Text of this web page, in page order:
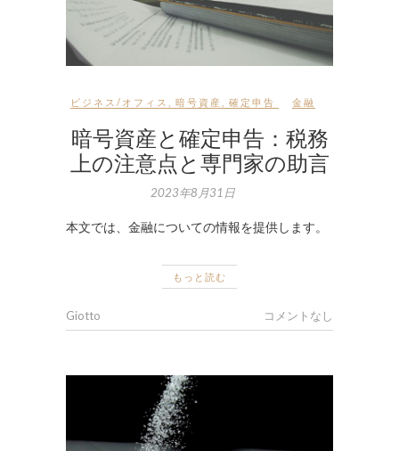
ビジネス/オフィス 暗号資産 確定申告 金融
暗号資産と確定申告：税務
上の注意点と専門家の助言
2023年8月31日
本文では、金融についての情報を提供します。
もっと読む
Giotto コメントなし